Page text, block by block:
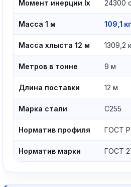
Момент инерции Ix 24300
Масса 1 м 109,1 кг
Масса хлыста 12 м 1309,2
Метров в тонне 9 м
Длина поставки 12 м
Марка стали С255
Норматив профиля ГОСТ Р
Норматив марки ГОСТ